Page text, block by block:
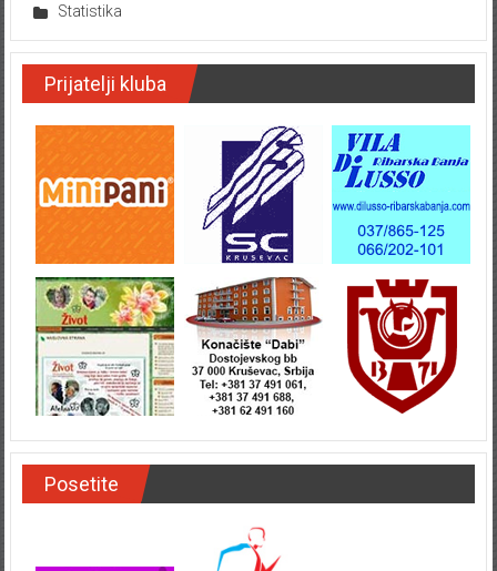
Statistika
Prijatelji kluba
Posetite